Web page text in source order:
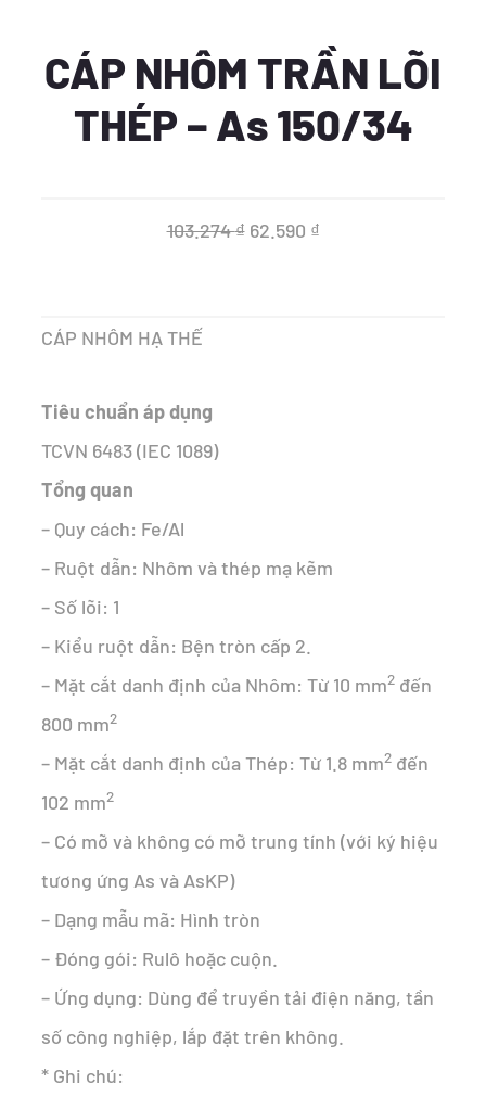
CÁP NHÔM TRẦN LÕI
THÉP – As 150/34
103.274₫ Giá
62.590 ₫Giá
CÁP NHÔM HẠ THẾ
Tiêu chuẩn áp dụng
TCVN 6483 (IEC 1089)
Tổng quan
– Quy cách: Fe/Al
– Ruột dẫn: Nhôm và thép mạ kẽm
– Số lõi: 1
– Kiểu ruột dẫn: Bện tròn cấp 2.
– Mặt cắt danh định của Nhôm: Từ 10 mm2 đến
800 mm2
– Mặt cắt danh định của Thép: Từ 1.8 mm2 đến
102 mm2
– Có mỡ và không có mỡ trung tính (với ký hiệu
tương ứng As và AsKP)
– Dạng mẫu mã: Hình tròn
– Đóng gói: Rulô hoặc cuộn.
– Ứng dụng: Dùng để truyền tải điện năng, tần
số công nghiệp, lắp đặt trên không.
* Ghi chú: